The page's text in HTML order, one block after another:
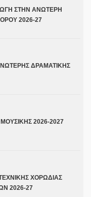
ΣΤΗΝ ΑΝΩΤΕΡΗ
2026-27
ΔΡΑΜΑΤΙΚΗΣ
2026-2027
ΧΟΡΩΔΙΑΣ
2026-27